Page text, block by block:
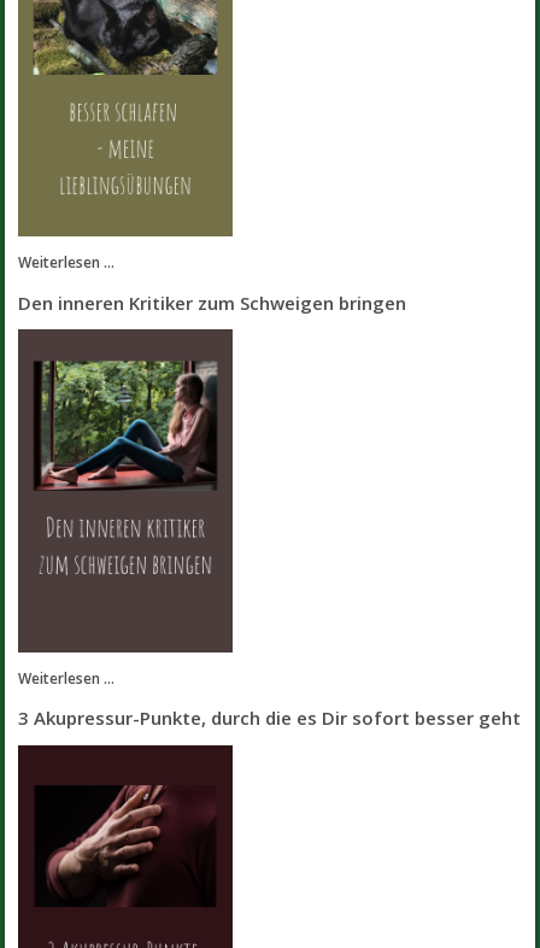
Weiterlesen ...
Den inneren Kritiker zum Schweigen bringen
Weiterlesen ...
3 Akupressur-Punkte, durch die es Dir sofort besser geht